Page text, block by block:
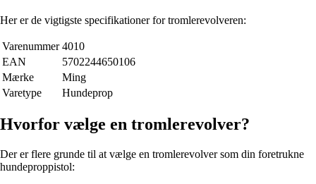
Her er de vigtigste specifikationer for tromlerevolveren:
Varenummer 4010
EAN
5702244650106
Mærke
Ming
Varetype
Hundeprop
Hvorfor vælge en tromlerevolver?
Der er flere grunde til at vælge en tromlerevolver som din foretrukne
hundeproppistol: